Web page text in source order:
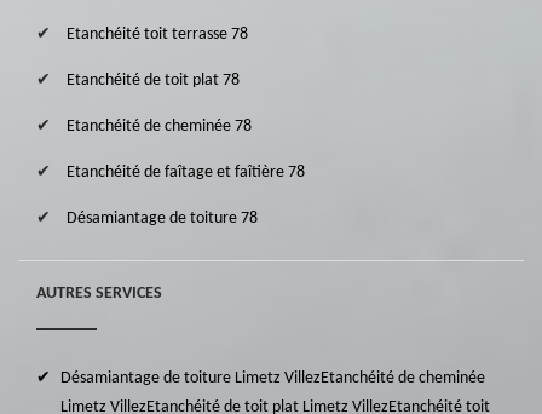
Etanchéité toit terrasse 78
Etanchéité de toit plat 78
Etanchéité de cheminée 78
Etanchéité de faîtage et faîtière 78
Désamiantage de toiture 78
AUTRES SERVICES
Désamiantage de toiture Limetz VillezEtanchéité de cheminée
Limetz VillezEtanchéité de toit plat Limetz VillezEtanchéité toit